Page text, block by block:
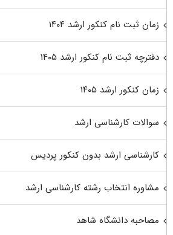
زمان ثبت نام کنکور ارشد ۱۴۰۴
دفترچه ثبت نام کنکور ارشد ۱۴۰۵
زمان کنکور ارشد ۱۴۰۵
سوالات کارشناسی ارشد
کارشناسی ارشد بدون کنکور پردیس
مشاوره انتخاب رشته کارشناسی ارشد
مصاحبه دانشگاه شاهد